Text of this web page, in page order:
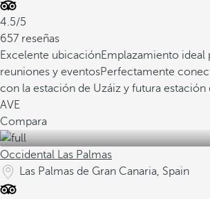
4.5/5
657 reseñas
Excelente ubicaciónEmplazamiento ideal
reuniones y eventosPerfectamente
con la estación de Uzáiz y futura estación
AVE
Compara
Occidental Las Palmas
Las Palmas de Gran Canaria, Spain